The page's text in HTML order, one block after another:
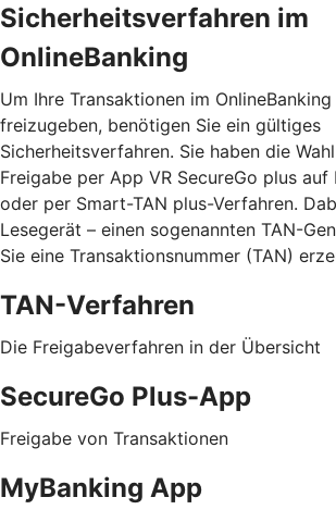
Sicherheitsverfahren im
OnlineBanking
Um Ihre Transaktionen im
freizugeben, benötigen Sie ein gültiges
Sicherheitsverfahren. Sie haben die
Freigabe per App VR SecureGo plus
oder per Smart-TAN plus-Verfahren.
Lesegerät – einen sogenannten TAN-
Sie eine Transaktionsnummer (TAN)
TAN-Verfahren
Die Freigabeverfahren in der Übersicht
SecureGo Plus-App
Freigabe von Transaktionen
MyBanking App